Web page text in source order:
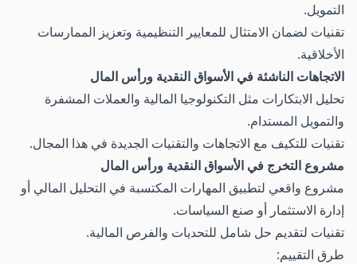
التمويل.
تقنيات لضمان الامتثال للمعايير التنظيمية وتعزيز الممارسات
الأخلاقية.
الاتجاهات الناشئة في الأسواق النقدية ورأس المال
تحليل الابتكارات مثل التكنولوجيا المالية والعملات المشفرة
والتمويل المستدام.
تقنيات للتكيف مع الاتجاهات والتقنيات الجديدة في هذا المجال.
مشروع التخرج في الأسواق النقدية ورأس المال
مشروع واقعي لتطبيق المهارات المكتسبة في التحليل المالي أو
إدارة الاستثمار أو صنع السياسات.
تقنيات لتقديم حل شامل للتحديات والفرص المالية.
طرق التقييم: